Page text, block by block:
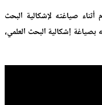
صياغته لإشكالية البحث
بصياغة إشكالية البحث العلمي،